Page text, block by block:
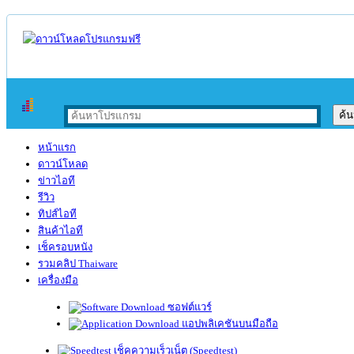
หน้าแรก
ดาวน์โหลด
ข่าวไอที
รีวิว
ทิปส์ไอที
สินค้าไอที
เช็ครอบหนัง
รวมคลิป Thaiware
เครื่องมือ
ซอฟต์แวร์
แอปพลิเคชันบนมือถือ
เช็คความเร็วเน็ต (Speedtest)